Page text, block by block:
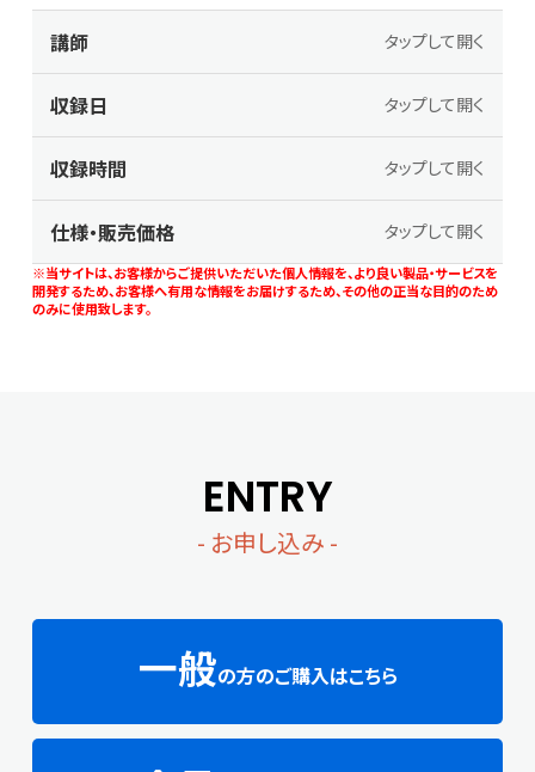
講師
タップして開く
収録日 タップして開く
収録時間 タップして開く
仕様・販売価格 タップして開く
※当サイトは、お客様からご提供いただいた個人情報を、より良い製品・サービスを
開発するため、お客様へ有用な情報をお届けするため、その他の正当な目的のため
のみに使用致します。
ENTRY
- お申し込み -
一般の方のご購入はこちら